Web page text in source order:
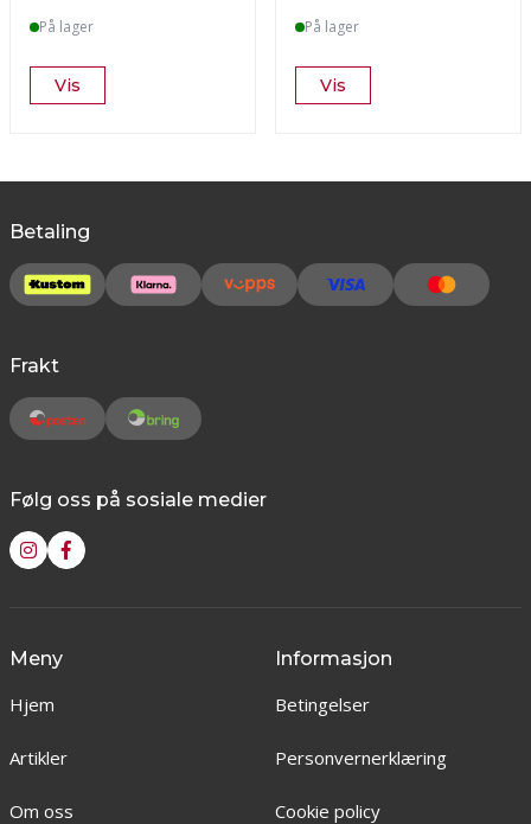
På lager
Vis
På lager
Vis
Betaling
Frakt
Følg oss på sosiale medier
Meny
Hjem
Artikler
Om oss
Informasjon
Betingelser
Personvernerklæring
Cookie policy